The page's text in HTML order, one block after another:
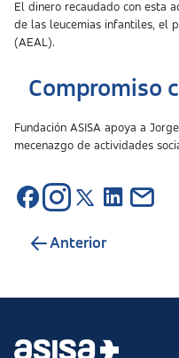
El dinero recaudado con esta
de las leucemias infantiles, el
(AEAL).
Compromiso
Fundación ASISA apoya a
mecenazgo de actividades
Anterior